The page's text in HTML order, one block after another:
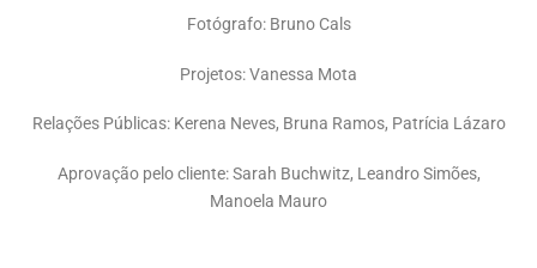
Fotógrafo: Bruno Cals
Projetos: Vanessa Mota
Relações Públicas: Kerena Neves, Bruna Ramos, Patrícia Lázaro
Aprovação pelo cliente: Sarah Buchwitz, Leandro Simões,
Manoela Mauro